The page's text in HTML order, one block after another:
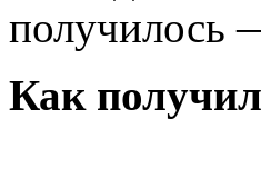
получилось
Как